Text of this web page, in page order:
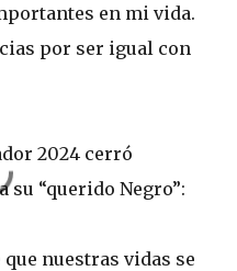
en mi vida.
por ser igual con
2024 cerró
su “querido Negro”:
nuestras vidas se